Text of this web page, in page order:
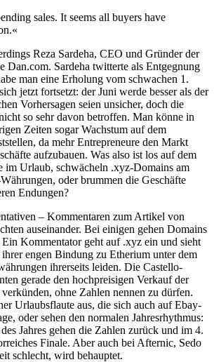
sales. It seems all buyers have
Reza Sardeha, CEO und Gründer der
Dan.com. Sardeha twitterte als Entgegnung
man eine Erholung vom schwachen 1.
jetzt fortsetzt: der Juni werde besser als der
Vorhersagen seien unsicher, doch die
so sehr davon betroffen. Man könne in
Zeiten sogar Wachstum auf dem
da mehr Entrepreneure den Markt
aufzubauen. Was also ist los auf dem
im Urlaub, schwächeln .xyz-Domains am
oder brummen die Geschäfte
Endungen?
– Kommentaren zum Artikel von
auseinander. Bei einigen gehen Domains
Kommentator geht auf .xyz ein und sieht
engen Bindung zu Etherium unter dem
ihrerseits leiden. Die Castello-
gerade den hochpreisigen Verkauf der
ohne Zahlen nennen zu dürfen.
Urlaubsflaute aus, die sich auch auf Ebay-
oder sehen den normalen Jahresrhythmus:
Jahres gehen die Zahlen zurück und im 4.
Finale. Aber auch bei Afternic, Sedo
schlecht, wird behauptet.